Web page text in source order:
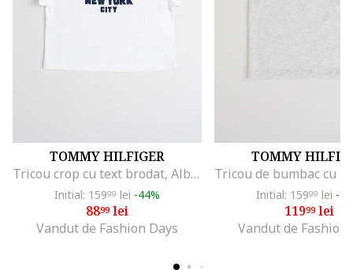
TOMMY HILFIGER
Tricou crop cu text brodat, Albastru ultramarin/Alb optic
Initial: 15999 lei -44%
8899lei
Vandut de Fashion Days
TOMMY
Initial: 15999 lei -
11999lei
Vandut de Fashion